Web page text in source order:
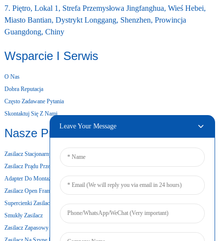
7. Piętro, Lokal 1, Strefa Przemysłowa Jingfanghua, Wieś Hebei,
Miasto Bantian, Dystrykt Longgang, Shenzhen, Prowincja
Guangdong, Chiny
Wsparcie I Serwis
O Nas
Dobra Reputacja
Często Zadawane Pytania
Skontaktuj Się Z Nami
Nasze Produkty
Zasilacz Stacjonarny
Zasilacz Prądu Przemiennego I Stałego
Adapter Do Montażu Ściennego
Zasilacz Open Frame
Supercienki Zasilacz
Smukły Zasilacz
Zasilacz Zapasowy Z Baterią
Leave Your Message